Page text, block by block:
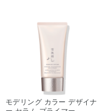
モデリング カラー デザイナ